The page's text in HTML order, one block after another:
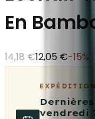
En
14,18 €12,05 €-15%
vendredi